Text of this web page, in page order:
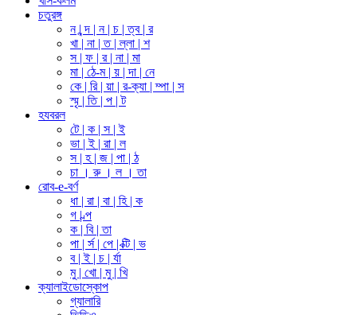
চতুরঙ্গ
ন | ন্দ | ন | চ | ত্ব | র
খা | না | ত | ল্লা | শ
স | ফ | র | না | মা
মা | ঠে-ম | য় | দা | নে
কে | রি | য়া | র-ক্যা | ম্পা | স
স্মৃ | তি | প | ট
হযবরল
টে | ক | স | ই
ভা | ই | রা | ল
স | হ | জ | পা | ঠ
চা । রু । ল । তা
রোব-e-বর্ণ
ধা | রা | বা | হি | ক
গ | ল্প
ক | বি | তা
পা | র্স | পে | ক্টি | ভ
ব | ই | চ | র্যা
মু | খো | মু | খি
ক্যালাইডোস্কোপ
গ্যালারি